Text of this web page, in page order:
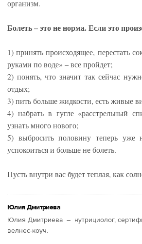
организм.
Болеть – это не норма. Если это
1) принять происходящее, перестать
руками по воде» – все пройдет;
2) понять, что значит так сейчас
отдых;
3) пить больше жидкости, есть живые
4) набрать в гугле «расстрельный
узнать много нового;
5) выбросить половину теперь уже
успокоиться и больше не болеть.
Пусть внутри вас будет теплая, как
Юлия Дмитриева
Юлия Дмитриева – нутрициолог,
велнес-коуч.